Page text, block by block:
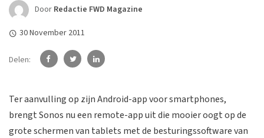
Door Redactie FWD Magazine
30 November 2011
Delen:
Ter aanvulling op zijn Android-app voor smartphones,
brengt Sonos nu een remote-app uit die mooier oogt op de
grote schermen van tablets met de besturingssoftware van